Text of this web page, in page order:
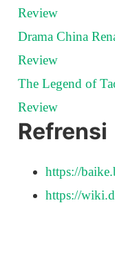
Review
Drama China
Review
The Legend of
Review
Refrensi
https://
https://